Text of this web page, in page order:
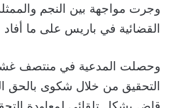
وجرت مواجهة بين النجم
القضائية في باريس على ما
التحقيق من خلال شكوى بالحق